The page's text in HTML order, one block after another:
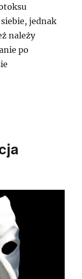
jednak
należy
po